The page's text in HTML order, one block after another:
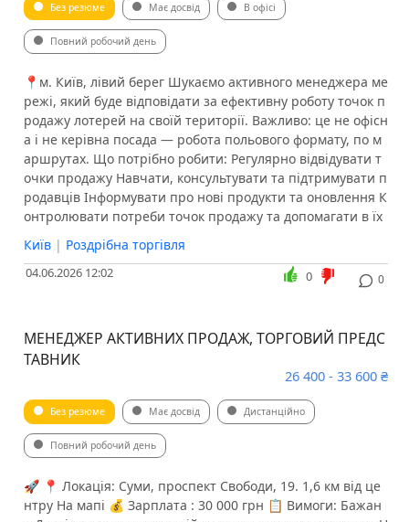
Без резюме Має досвід В офісі
Повний робочий день
📍м. Київ, лівий берег Шукаємо активного менеджера ме
режі, який буде відповідати за ефективну роботу точок п
родажу лотерей на своїй території. Важливо: це не офісн
а і не керівна посада — робота польового формату, по м
аршрутах. Що потрібно робити: Регулярно відвідувати т
очки продажу Навчати, консультувати та підтримувати п
родавців Інформувати про нові продукти та оновлення К
онтролювати потреби точок продажу та допомагати в їх
Київ | Роздрібна торгівля
04.06.2026 12:02 0
0
МЕНЕДЖЕР АКТИВНИХ ПРОДАЖ, ТОРГОВИЙ ПРЕДС
ТАВНИК
26 400 - 33 600 ₴
Без резюме Має досвід Дистанційно
Повний робочий день
🚀 📍 Локація: Суми, проспект Свободи, 19. 1,6 км від це
нтру На мапі 💰 Зарплата : 30 000 грн 📋 Вимоги: Бажан